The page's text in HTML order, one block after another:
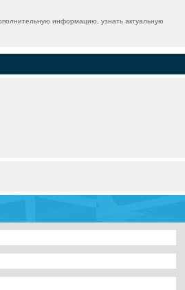
информацию, узнать актуальную